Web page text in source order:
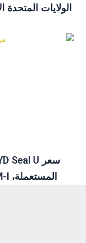
الولايات المتحدة
المستعملة، DM-I الهجينة والدليل الكامل